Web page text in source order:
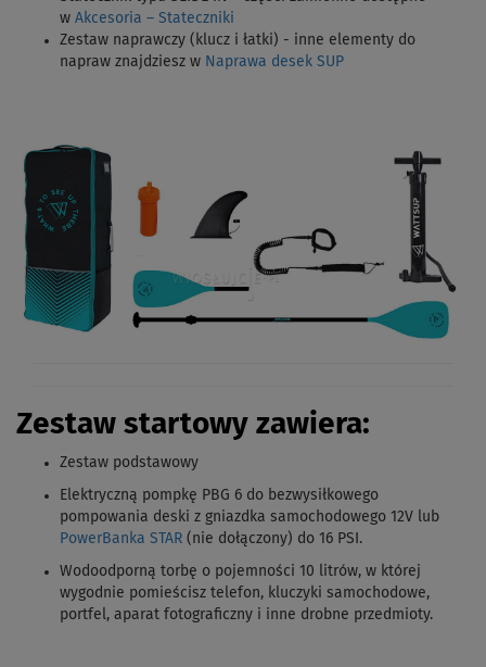
w Akcesoria – Stateczniki
Zestaw naprawczy (klucz i łatki) - inne elementy do
napraw znajdziesz w Naprawa desek SUP
Zestaw startowy zawiera:
Zestaw podstawowy
Elektryczną pompkę PBG 6 do bezwysiłkowego
pompowania deski z gniazdka samochodowego 12V lub
PowerBanka STAR (nie dołączony) do 16 PSI.
Wodoodporną torbę o pojemności 10 litrów, w której
wygodnie pomieścisz telefon, kluczyki samochodowe,
portfel, aparat fotograficzny i inne drobne przedmioty.